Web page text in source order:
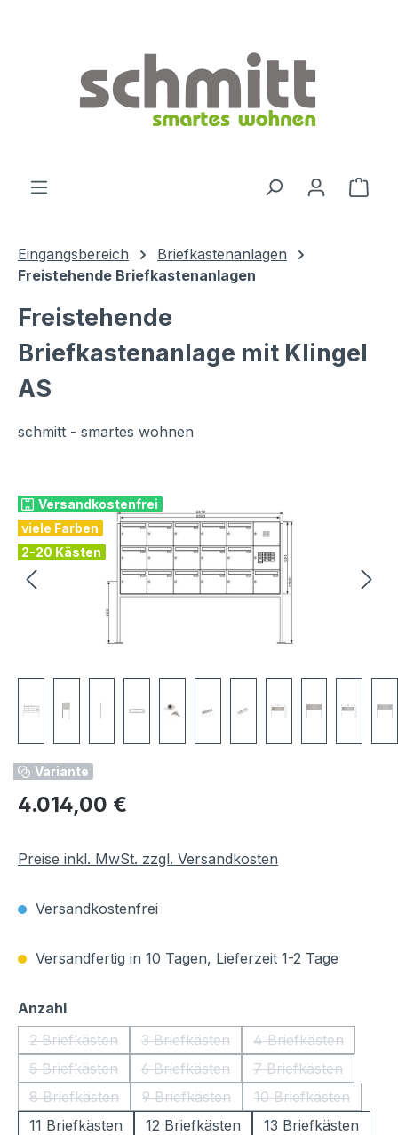
Eingangsbereich
Briefkastenanlagen
Freistehende Briefkastenanlagen
Freistehende
Briefkastenanlage mit Klingel
AS
schmitt - smartes wohnen
Versandkostenfrei
viele Farben
2-20 Kästen
Variante
Regulärer Preis:
4.014,00 €
Preise inkl. MwSt. zzgl. Versandkosten
Versandkostenfrei
Versandfertig in 10 Tagen, Lieferzeit 1-2 Tage
Anzahlauswählen
2 Briefkästen
(Diese Option ist zurzeit nicht verfügbar.)
3 Briefkästen
(Diese Option ist zurzeit nicht
4 Briefkästen
(Diese Option
5 Briefkästen
(Diese Option ist zurzeit nicht verfügbar.)
6 Briefkästen
(Diese Option ist zurzeit nicht
7 Briefkästen
(Diese Option
8 Briefkästen
(Diese Option ist zurzeit nicht verfügbar.)
9 Briefkästen
(Diese Option ist zurzeit nicht
10 Briefkästen
(Diese Option
11 Briefkästen 12 Briefkästen
13 Briefkästen